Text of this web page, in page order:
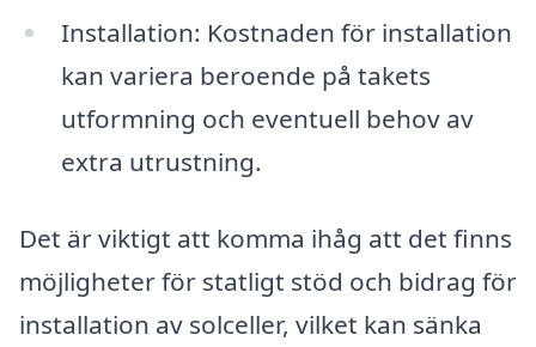
Installation: Kostnaden för installation
kan variera beroende på takets
utformning och eventuell behov av
extra utrustning.
Det är viktigt att komma ihåg att det finns
möjligheter för statligt stöd och bidrag för
installation av solceller, vilket kan sänka